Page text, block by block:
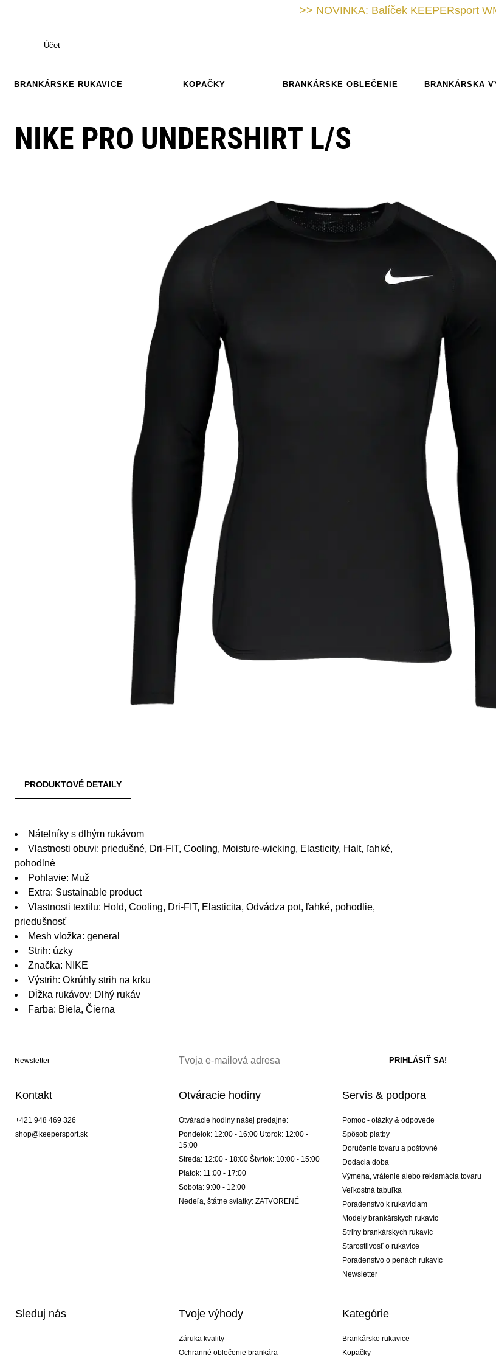
>> NOVINKA: Balíček KEEPERsport
Účet
BRANKÁRSKE RUKAVICE KOPAČKY BRANKÁRSKE OBLEČENIE BRANKÁRSKA
NIKE PRO UNDERSHIRT L/S
PRODUKTOVÉ DETAILY
Nátelníky s dlhým rukávom
Vlastnosti obuvi: priedušné, Dri-FIT, Cooling, Moisture-wicking, Elasticity, Halt, ľahké,
pohodlné
Pohlavie: Muž
Extra: Sustainable product
Vlastnosti textilu: Hold, Cooling, Dri-FIT, Elasticita, Odvádza pot, ľahké, pohodlie,
priedušnosť
Mesh vložka: general
Strih: úzky
Značka: NIKE
Výstrih: Okrúhly strih na krku
Dĺžka rukávov: Dlhý rukáv
Farba: Biela, Čierna
Newsletter
Kontakt
+421 948 469 326
shop@keepersport.sk
Otváracie hodiny
Otváracie hodiny našej predajne:
Pondelok: 12:00 - 16:00 Utorok: 12:00 -
15:00
Streda: 12:00 - 18:00 Štvrtok: 10:00 - 15:00
Piatok: 11:00 - 17:00
Sobota: 9:00 - 12:00
Nedeľa, štátne sviatky: ZATVORENÉ
Servis & podpora
Pomoc - otázky & odpovede
Spôsob platby
Doručenie tovaru a poštovné
Dodacia doba
Výmena, vrátenie alebo reklamácia tovaru
Veľkostná tabuľka
Poradenstvo k rukaviciam
Modely brankárskych rukavíc
Strihy brankárskych rukavíc
Starostlivosť o rukavice
Poradenstvo o penách rukavíc
Newsletter
Sleduj nás Tvoje výhody
Záruka kvality
Ochranné oblečenie brankára
Kategórie
Brankárske rukavice
Kopačky